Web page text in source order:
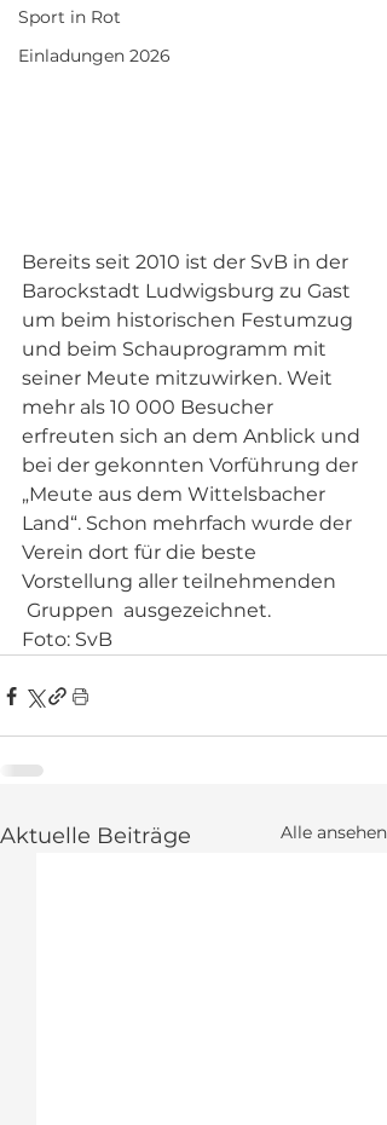
Sport in Rot
Einladungen 2026
Bereits seit 2010 ist der SvB in der
Barockstadt Ludwigsburg zu Gast
um beim historischen Festumzug
und beim Schauprogramm mit
seiner Meute mitzuwirken. Weit
mehr als 10 000 Besucher
erfreuten sich an dem Anblick und
bei der gekonnten Vorführung der
„Meute aus dem Wittelsbacher
Land“. Schon mehrfach wurde der
Verein dort für die beste
Vorstellung aller teilnehmenden
Gruppen  ausgezeichnet.
Foto: SvB
Aktuelle Beiträge Alle ansehen